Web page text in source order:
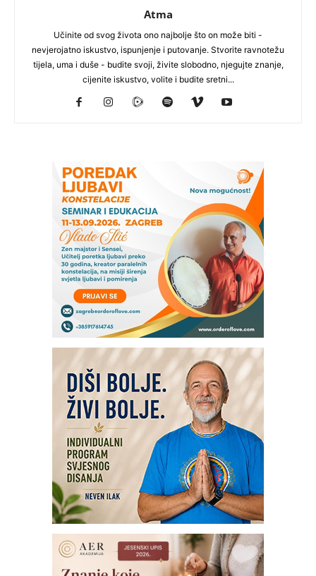
Atma
Učinite od svog života ono najbolje što on može biti -
nevjerojatno iskustvo, ispunjenje i putovanje. Stvorite ravnotežu
tijela, uma i duše - budite svoji, živite slobodno, njegujte znanje,
cijenite iskustvo, volite i budite sretni...